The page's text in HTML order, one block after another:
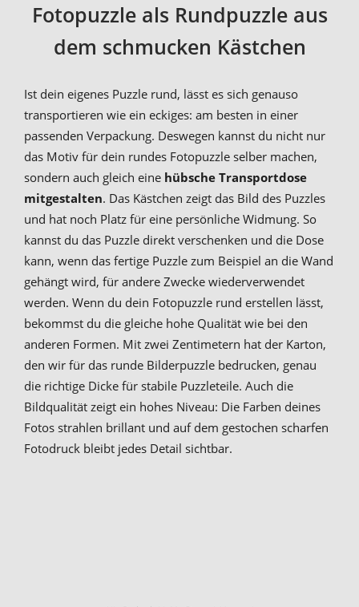
Fotopuzzle als Rundpuzzle aus
dem schmucken Kästchen
Ist dein eigenes Puzzle rund, lässt es sich genauso
transportieren wie ein eckiges: am besten in einer
passenden Verpackung. Deswegen kannst du nicht nur
das Motiv für dein rundes Fotopuzzle selber machen,
sondern auch gleich eine hübsche Transportdose
mitgestalten. Das Kästchen zeigt das Bild des Puzzles
und hat noch Platz für eine persönliche Widmung. So
kannst du das Puzzle direkt verschenken und die Dose
kann, wenn das fertige Puzzle zum Beispiel an die Wand
gehängt wird, für andere Zwecke wiederverwendet
werden. Wenn du dein Fotopuzzle rund erstellen lässt,
bekommst du die gleiche hohe Qualität wie bei den
anderen Formen. Mit zwei Zentimetern hat der Karton,
den wir für das runde Bilderpuzzle bedrucken, genau
die richtige Dicke für stabile Puzzleteile. Auch die
Bildqualität zeigt ein hohes Niveau: Die Farben deines
Fotos strahlen brillant und auf dem gestochen scharfen
Fotodruck bleibt jedes Detail sichtbar.